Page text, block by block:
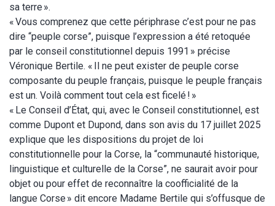
sa terre ».
« Vous comprenez que cette périphrase c’est pour ne pas
dire “peuple corse”, puisque l’expression a été retoquée
par le conseil constitutionnel depuis 1991 » précise
Véronique Bertile. « Il ne peut exister de peuple corse
composante du peuple français, puisque le peuple français
est un. Voilà comment tout cela est ficelé ! »
« Le Conseil d’État, qui, avec le Conseil constitutionnel, est
comme Dupont et Dupond, dans son avis du 17 juillet 2025
explique que les dispositions du projet de loi
constitutionnelle pour la Corse, la “communauté historique,
linguistique et culturelle de la Corse”, ne saurait avoir pour
objet ou pour effet de reconnaître la coofficialité de la
langue Corse » dit encore Madame Bertile qui s’offusque de